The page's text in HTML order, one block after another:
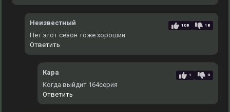
Неизвестный 108 18
Нет этот сезон тоже хороший
Ответить
Кара 1 0
Когда выйдит 164серия
Ответить